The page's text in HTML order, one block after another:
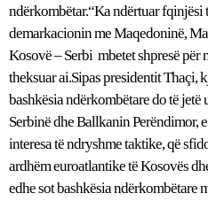
ndërkombëtar.“Ka ndërtuar
demarkacionin me Maqedoninë,
Kosovë – Serbi mbetet shpresë për
theksuar ai.Sipas presidentit Thaçi,
bashkësia ndërkombëtare do të
Serbinë dhe Ballkanin Perëndimor,
interesa të ndryshme taktike, që
ardhëm euroatlantike të Kosovës
edhe sot bashkësia